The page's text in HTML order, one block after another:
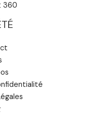
360